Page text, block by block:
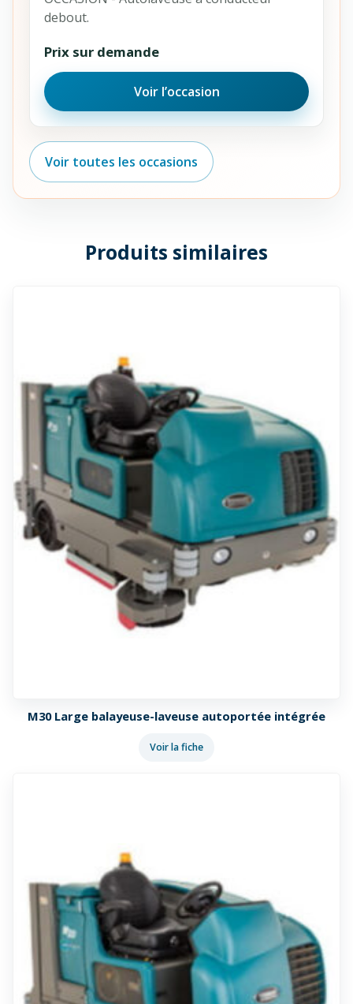
debout.
Prix sur demande
Voir l’occasion
Voir toutes les occasions
Produits similaires
M30 Large balayeuse-laveuse autoportée intégrée
Voir la fiche